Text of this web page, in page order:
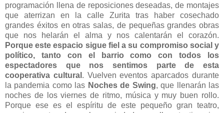
programación llena de reposiciones deseadas, de montajes
que aterrizan en la calle Zurita tras haber cosechado
grandes éxitos en otras salas, de pequeñas grandes obras
que nos helarán el alma y nos calentarán el corazón.
Porque este espacio sigue fiel a su compromiso social y
político, tanto con el barrio como con todos los
espectadores que nos sentimos parte de esta
cooperativa cultural . Vuelven eventos aparcados durante
la pandemia como las Noches de Swing, que llenarán las
noches de los viernes de ritmo, música y muy buen rollo.
Porque ese es el espíritu de este pequeño gran teatro,